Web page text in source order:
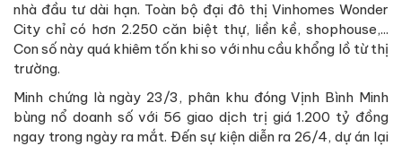
nhà đầu tư dài hạn. Toàn bộ đại đô thị Vinhomes Wonder
City chỉ có hơn 2.250 căn biệt thự, liền kề, shophouse,...
Con số này quá khiêm tốn khi so với nhu cầu khổng lồ từ thị
trường.
Minh chứng là ngày 23/3, phân khu đóng Vịnh Bình Minh
bùng nổ doanh số với 56 giao dịch trị giá 1.200 tỷ đồng
ngay trong ngày ra mắt. Đến sự kiện diễn ra 26/4, dự án lại